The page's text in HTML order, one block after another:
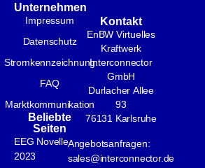
Unternehmen
Impressum
Datenschutz
Stromkennzeichnung
FAQ
Marktkommunikation
Beliebte
Seiten
EEG Novelle
2023
Kontakt
EnBW Virtuelles
Kraftwerk
Interconnector
GmbH
Durlacher Allee
93
76131 Karlsruhe
Angebotsanfragen:
sales@interconnector.de